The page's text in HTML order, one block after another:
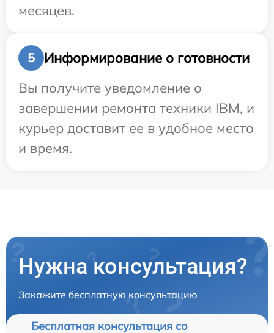
месяцев.
5
Информирование о готовности
Вы получите уведомление о
завершении ремонта техники IBM, и
курьер доставит ее в удобное место
и время.
Нужна консультация?
Закажите бесплатную консультацию
Бесплатная консультация со